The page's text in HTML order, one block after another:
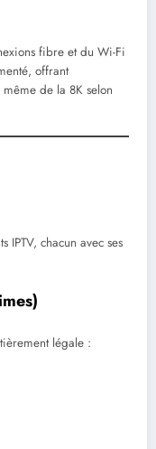
fibre et du Wi-Fi
offrant
de la 8K selon
IPTV, chacun avec ses
légale :